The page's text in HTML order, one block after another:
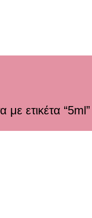
με ετικέτα “5ml”